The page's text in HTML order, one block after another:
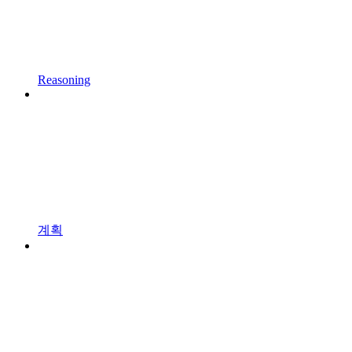
Reasoning
계획